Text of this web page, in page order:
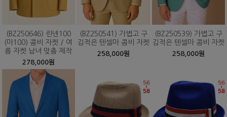
(BZ250646) 린넨100
(마100) 콤비 자켓 / 여
름 자켓 남녀 맞춤 제작
278,000원
(BZ250541) 가볍고 구
김적은 텐셀마 콤비 자켓
258,000원
(BZ250539) 가볍고 구
김적은 텐셀마 콤비 자켓
258,000원